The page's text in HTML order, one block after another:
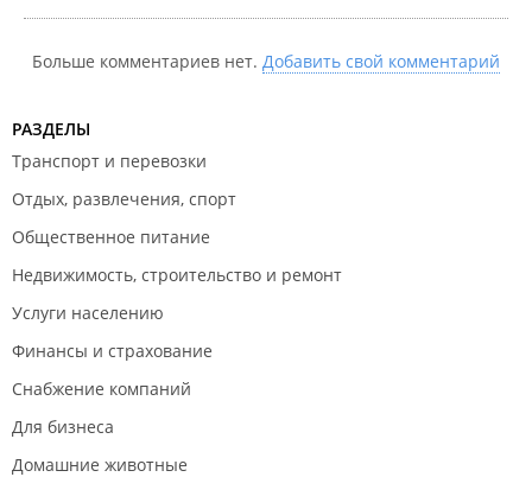
Больше комментариев нет. Добавить свой комментарий
РАЗДЕЛЫ
Транспорт и перевозки
Отдых, развлечения, спорт
Общественное питание
Недвижимость, строительство и ремонт
Услуги населению
Финансы и страхование
Снабжение компаний
Для бизнеса
Домашние животные